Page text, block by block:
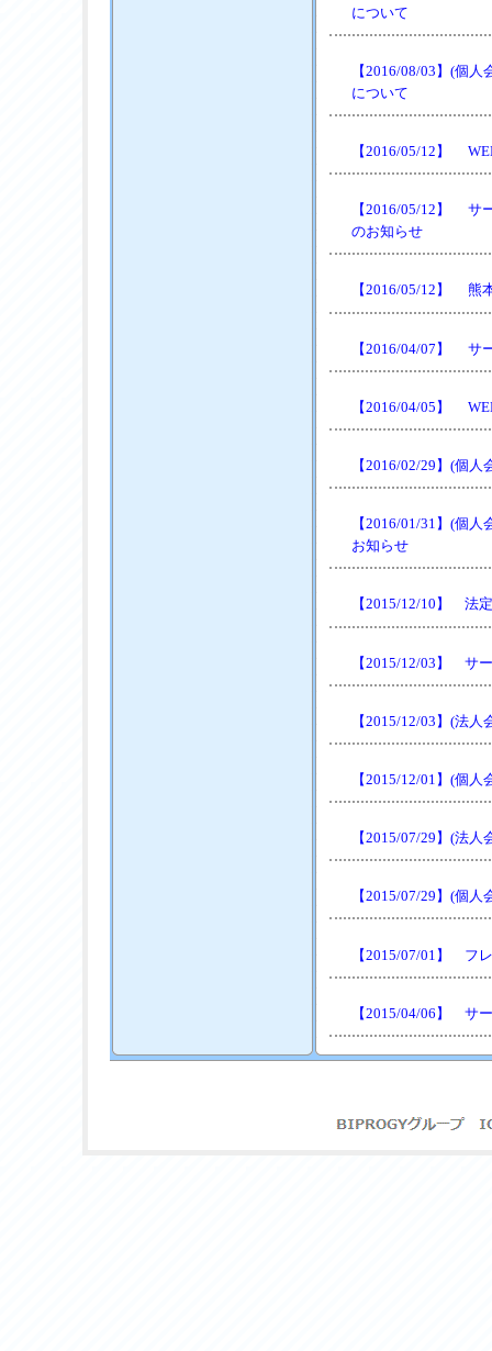
について
【2016/08/03】(個
について
【2016/05/12】
【2016/05/12】 サ
のお知らせ
【2016/05/12】 熊
【2016/04/07】 サ
【2016/04/05】
【2016/02/29】(個
【2016/01/31】(個
お知らせ
【2015/12/10】 法
【2015/12/03】 サ
【2015/12/03】(法
【2015/12/01】(個
【2015/07/29】(法
【2015/07/29】(個
【2015/07/01】 フ
【2015/04/06】 サ